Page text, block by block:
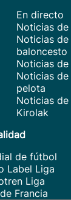
En directo
Noticias
Noticias de
baloncesto
Noticias de
Noticias de
pelota
Noticias de
Kirolak
de fútbol
Label Liga
Liga
Francia